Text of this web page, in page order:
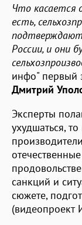
Что касается
есть,
России, и они
инфо" первый
Дмитрий
Эксперты
ухудшаться,
санкций и
сюжете,
(видеопроект